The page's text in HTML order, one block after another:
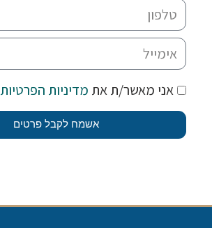
אני מאשר/ת את מדיניות הפרטיות
אשמח לקבל פרטים